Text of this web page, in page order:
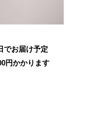
でお届け予定
円かかります